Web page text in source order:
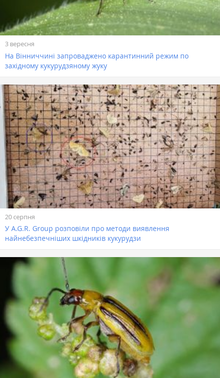
3 вересня
На Вінниччині запроваджено карантинний режим по
західному кукурудзяному жуку
20 серпня
У A.G.R. Group розповіли про методи виявлення
найнебезпечніших шкідників кукурудзи